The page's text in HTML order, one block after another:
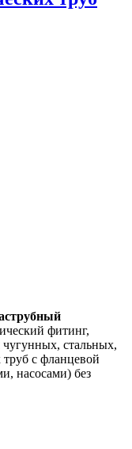
фитинг,
стальных,
с фланцевой
насосами) без